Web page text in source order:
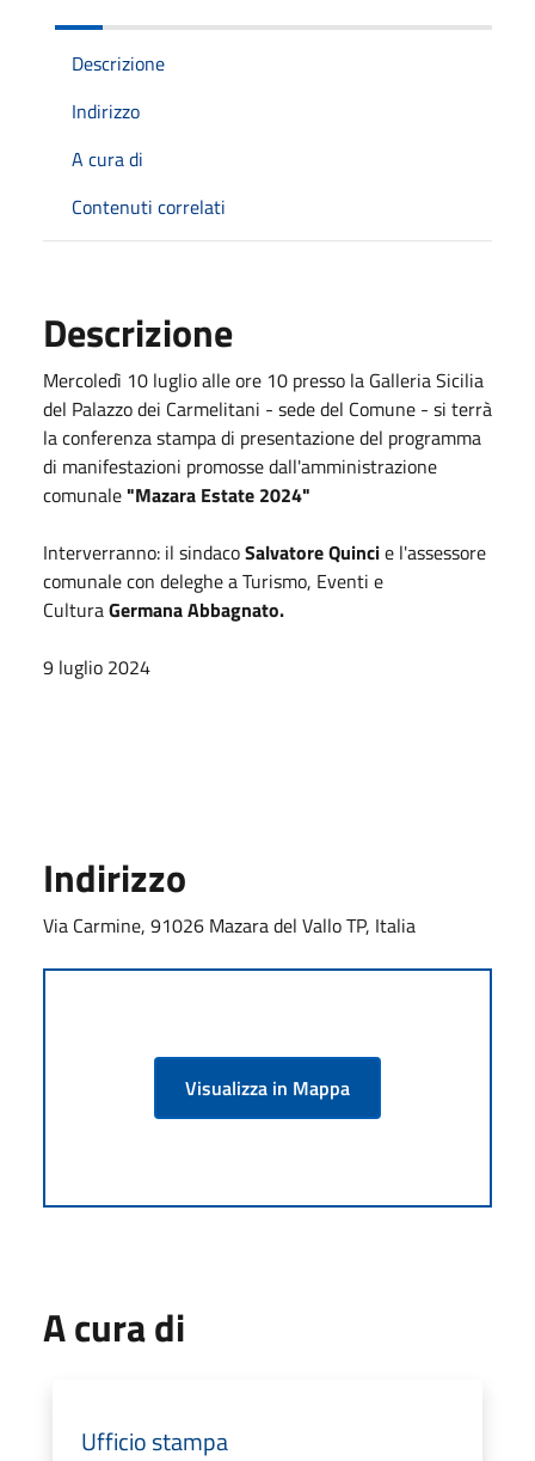
Descrizione
Indirizzo
A cura di
Contenuti correlati
Descrizione
Mercoledì 10 luglio alle ore 10 presso la Galleria Sicilia
del Palazzo dei Carmelitani - sede del Comune - si terrà
la conferenza stampa di presentazione del programma
di manifestazioni promosse dall'amministrazione
comunale"Mazara Estate 2024"
Interverranno: il sindacoSalvatore Quincie l'assessore
comunale con deleghe a Turismo, Eventi e
CulturaGermana Abbagnato.
9 luglio 2024
Indirizzo
Via Carmine, 91026 Mazara del Vallo TP, Italia
Visualizza in Mappa
A cura di
Ufficio stampa